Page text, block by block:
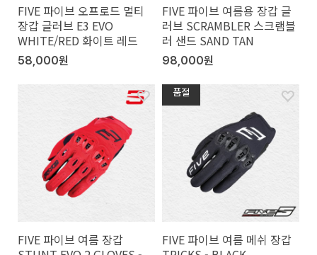
FIVE 파이브 오프로드 멀티
장갑 글러브 E3 EVO
WHITE/RED 화이트 레드
58,000원
FIVE 파이브 여름용 장갑 글
러브 SCRAMBLER 스크램블
러 샌드 SAND TAN
98,000원
FIVE 파이브 여름 장갑
품절
FIVE 파이브 여름 메쉬 장갑